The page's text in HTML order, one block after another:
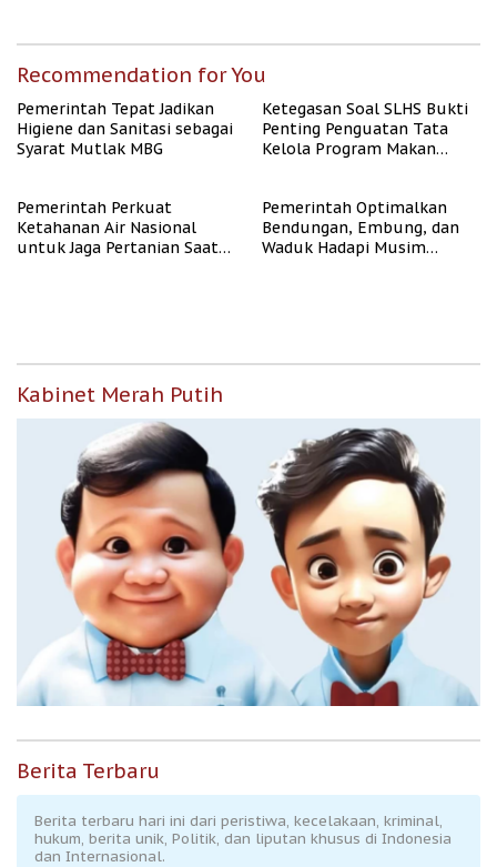
Recommendation for You
Pemerintah Tepat Jadikan
Higiene dan Sanitasi sebagai
Syarat Mutlak MBG
Ketegasan Soal SLHS Bukti
Penting Penguatan Tata
Kelola Program Makan
Pemerintah Perkuat
Ketahanan Air Nasional
untuk Jaga Pertanian Saat
Pemerintah Optimalkan
Bendungan, Embung, dan
Waduk Hadapi Musim
Kabinet Merah Putih
Berita Terbaru
Berita terbaru hari ini dari peristiwa, kecelakaan, kriminal,
hukum, berita unik, Politik, dan liputan khusus di Indonesia
dan Internasional.